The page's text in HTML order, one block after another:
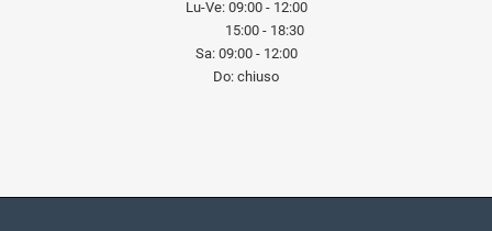
15:00 - 18:30
Sa: 09:00 - 12:00
Do: chiuso